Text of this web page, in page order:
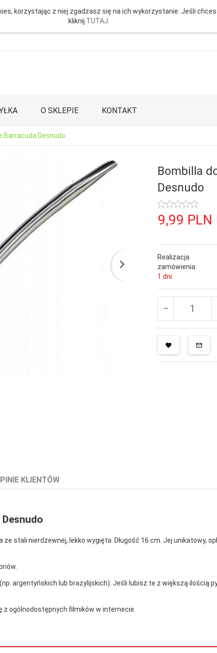
korzystając z niej zgadzasz się na ich wykorzystanie. Jeśli
kliknij TUTAJ.
O SKLEPIE KONTAKT
Barracuda Desnudo
Bombilla
Desnudo
9,99 PLN
Realizacja
zamówienia:
1 dni
KLIENTÓW
stali nierdzewnej, lekko wygięta. Długość 16 cm. Jej unikatowy,
argentyńskich lub brazylijskich). Jeśli lubisz te z większą ilością
ogólnodostępnych filmików w internecie.